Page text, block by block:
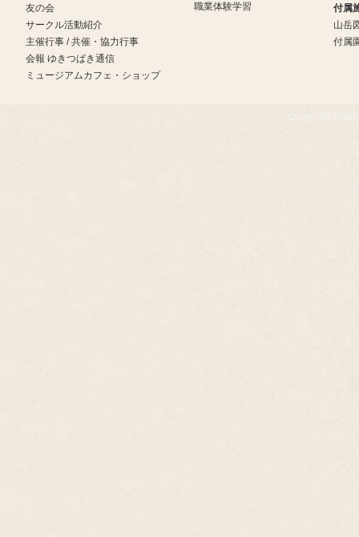
友の会
サークル活動紹介
主催行事 / 共催・協力行事
会報 ゆきつばき通信
ミュージアムカフェ・ショップ
職業体験学習
付属
山岳
付属
Copyright